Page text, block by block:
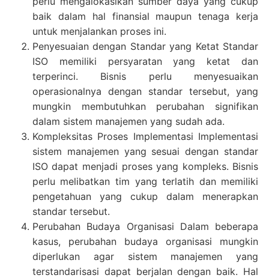
baik dalam hal finansial maupun tenaga kerja
untuk menjalankan proses ini.
Penyesuaian dengan Standar yang Ketat Standar
ISO memiliki persyaratan yang ketat dan
terperinci. Bisnis perlu menyesuaikan
operasionalnya dengan standar tersebut, yang
mungkin membutuhkan perubahan signifikan
dalam sistem manajemen yang sudah ada.
Kompleksitas Proses Implementasi Implementasi
sistem manajemen yang sesuai dengan standar
ISO dapat menjadi proses yang kompleks. Bisnis
perlu melibatkan tim yang terlatih dan memiliki
pengetahuan yang cukup dalam menerapkan
standar tersebut.
Perubahan Budaya Organisasi Dalam beberapa
kasus, perubahan budaya organisasi mungkin
diperlukan agar sistem manajemen yang
terstandarisasi dapat berjalan dengan baik. Hal